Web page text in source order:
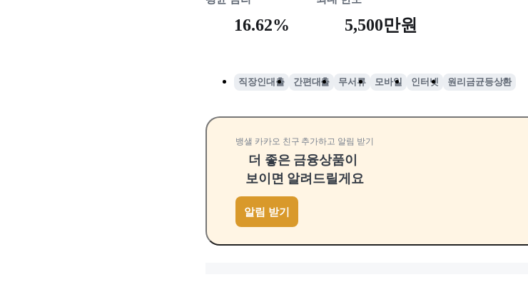
16.62% 5,500만원
직장인대출 간편대출 무서류 모바일 인터넷 원리금균등상환
뱅샐 카카오 친구 추가하고 알림 받기
더 좋은 금융상품이
보이면 알려드릴게요
알림 받기